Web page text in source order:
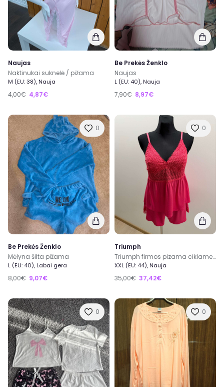
Naujas
Naktinukai suknelė / pižama
M (EU: 38), Nauja
4,00€ 4,87€
Be Prekės Ženklo
Naujas
L (EU: 40), Nauja
7,90€ 8,97€
0
Be Prekės Ženklo
Mėlyna šilta pižama
L (EU: 40), Labai gera
8,00€ 9,07€
0
Triumph
Triumph firmos pizama ciklameno spalvos 44 dydis
XXL (EU: 44), Nauja
35,00€ 37,42€
0 0